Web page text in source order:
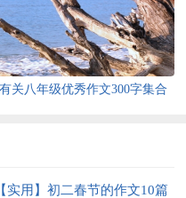
有关八年级优秀作文300字集合
【实用】初二春节的作文10篇